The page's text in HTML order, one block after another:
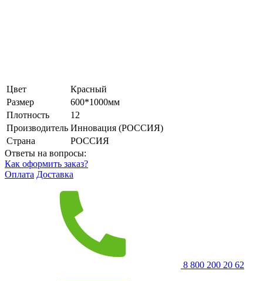
Цвет
Красный
Размер
600*1000мм
Плотность
12
Производитель Инновация (РОССИЯ)
Страна
РОССИЯ
Ответы на вопросы:
Как оформить заказ?
Оплата Доставка
8 800 200 20 62